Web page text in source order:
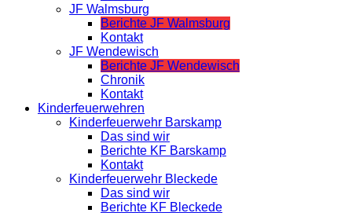
JF Walmsburg
Berichte JF Walmsburg
Kontakt
JF Wendewisch
Berichte JF Wendewisch
Chronik
Kontakt
Kinderfeuerwehren
Kinderfeuerwehr Barskamp
Das sind wir
Berichte KF Barskamp
Kontakt
Kinderfeuerwehr Bleckede
Das sind wir
Berichte KF Bleckede